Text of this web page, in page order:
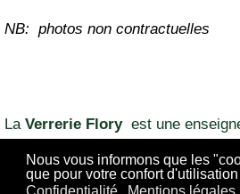
Nous vous informons que les
que pour votre confort
NB: photos non contractuelles
La Verrerie Floryest une
04 90 60 64